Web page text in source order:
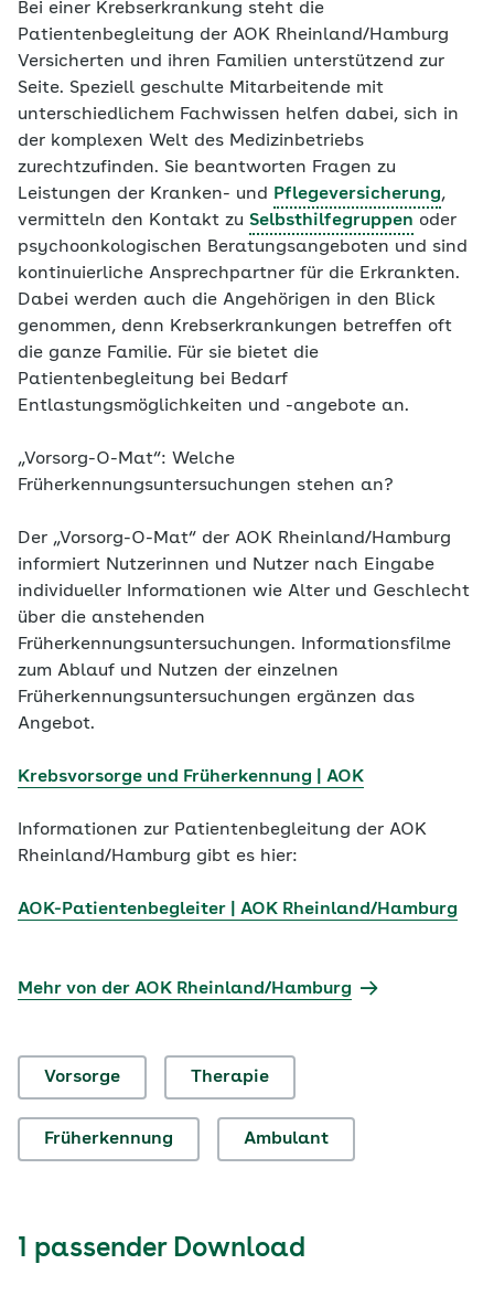
Bei einer Krebserkrankung steht die
Patientenbegleitung der AOK Rheinland/Hamburg
Versicherten und ihren Familien unterstützend zur
Seite. Speziell geschulte Mitarbeitende mit
unterschiedlichem Fachwissen helfen dabei, sich in
der komplexen Welt des Medizinbetriebs
zurechtzufinden. Sie beantworten Fragen zu
Leistungen der Kranken- und Pflegeversicherung,
vermitteln den Kontakt zu Selbsthilfegruppen oder
psychoonkologischen Beratungsangeboten und sind
kontinuierliche Ansprechpartner für die Erkrankten.
Dabei werden auch die Angehörigen in den Blick
genommen, denn Krebserkrankungen betreffen oft
die ganze Familie. Für sie bietet die
Patientenbegleitung bei Bedarf
Entlastungsmöglichkeiten und -angebote an.
„Vorsorg-O-Mat“: Welche
Früherkennungsuntersuchungen stehen an?
Der „Vorsorg-O-Mat“ der AOK Rheinland/Hamburg
informiert Nutzerinnen und Nutzer nach Eingabe
individueller Informationen wie Alter und Geschlecht
über die anstehenden
Früherkennungsuntersuchungen. Informationsfilme
zum Ablauf und Nutzen der einzelnen
Früherkennungsuntersuchungen ergänzen das
Angebot.
Krebsvorsorge und Früherkennung | AOK
Informationen zur Patientenbegleitung der AOK
Rheinland/Hamburg gibt es hier:
AOK-Patientenbegleiter | AOK Rheinland/Hamburg
Mehr von der AOK Rheinland/Hamburg
Vorsorge Therapie
Früherkennung Ambulant
1 passender Download